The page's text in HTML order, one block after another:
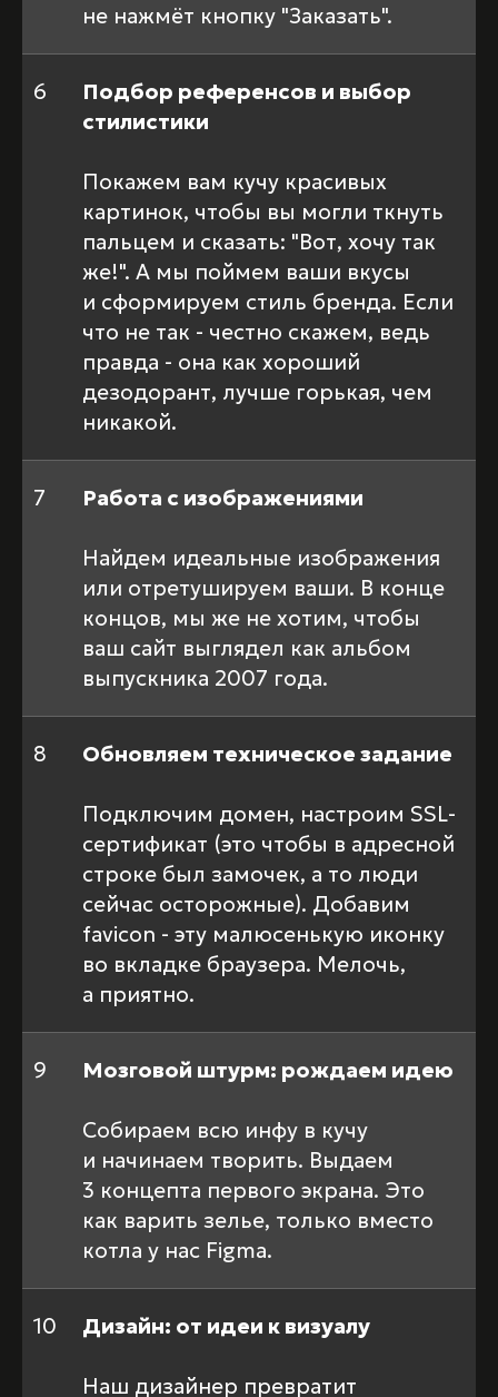
не нажмёт кнопку "Заказать".
6
Подбор референсов и выбор
стилистики
Покажем вам кучу красивых
картинок, чтобы вы могли ткнуть
пальцем и сказать: "Вот, хочу так
же!". А мы поймем ваши вкусы
и сформируем стиль бренда. Если
что не так - честно скажем, ведь
правда - она как хороший
дезодорант, лучше горькая, чем
никакой.
7 Работа с изображениями
Найдем идеальные изображения
или отретушируем ваши. В конце
концов, мы же не хотим, чтобы
ваш сайт выглядел как альбом
выпускника 2007 года.
8 Обновляем техническое задание
Подключим домен, настроим SSL-
сертификат (это чтобы в адресной
строке был замочек, а то люди
сейчас осторожные). Добавим
favicon - эту малюсенькую иконку
во вкладке браузера. Мелочь,
а приятно.
9 Мозговой штурм: рождаем идею
Собираем всю инфу в кучу
и начинаем творить. Выдаем
3 концепта первого экрана. Это
как варить зелье, только вместо
котла у нас Figma.
10 Дизайн: от идеи к визуалу
Наш дизайнер превратит